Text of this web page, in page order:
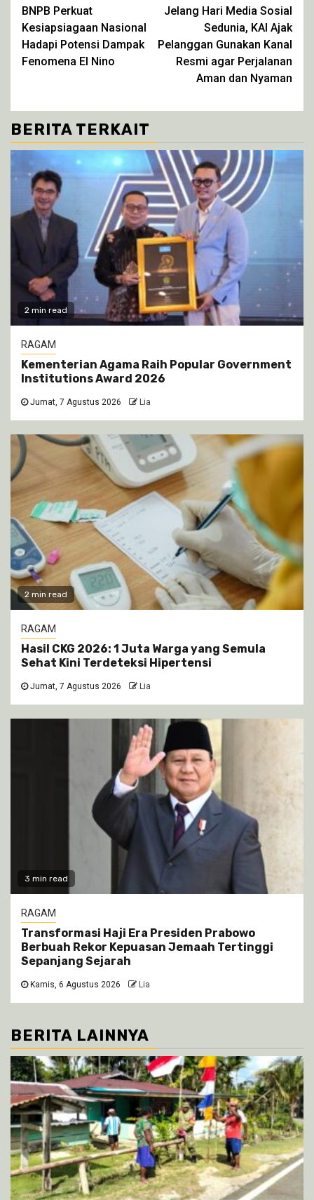
yang
baru)
yang
baru)
yang
baru)
Reading
BNPB Perkuat
Kesiapsiagaan Nasional
Hadapi Potensi Dampak
Fenomena El Nino
Jelang Hari Media Sosial
Sedunia, KAI Ajak
Pelanggan Gunakan Kanal
Resmi agar Perjalanan
Aman dan Nyaman
BERITA TERKAIT
2 min read
RAGAM
Kementerian Agama Raih Popular Government
Institutions Award 2026
Jumat, 7 Agustus 2026 Lia
2 min read
RAGAM
Hasil CKG 2026: 1 Juta Warga yang Semula
Sehat Kini Terdeteksi Hipertensi
Jumat, 7 Agustus 2026 Lia
3 min read
RAGAM
Transformasi Haji Era Presiden Prabowo
Berbuah Rekor Kepuasan Jemaah Tertinggi
Sepanjang Sejarah
Kamis, 6 Agustus 2026 Lia
BERITA LAINNYA